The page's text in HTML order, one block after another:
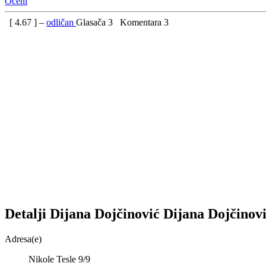
[ 4.67 ] – odličan Glasača 3 Komentara 3
Detalji Dijana Dojčinović Dijana
Adresa(e)
Nikole Tesle 9/9